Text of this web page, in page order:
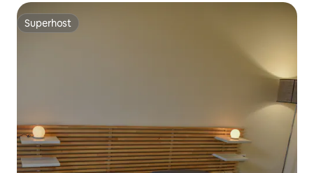
Superhost
Superhost